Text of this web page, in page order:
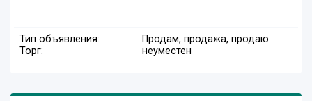
Тип объявления:
Продам, продажа, продаю
Торг:
неуместен